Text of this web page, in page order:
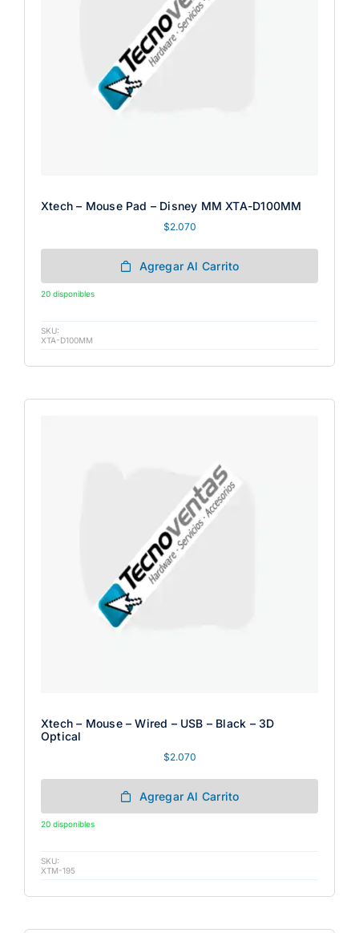
Xtech – Mouse Pad – Disney MM XTA-D100MM
$2.070
Agregar Al Carrito
20 disponibles
SKU:
XTA-D100MM
Xtech – Mouse – Wired – USB – Black – 3D
Optical
$2.070
Agregar Al Carrito
20 disponibles
SKU:
XTM-195